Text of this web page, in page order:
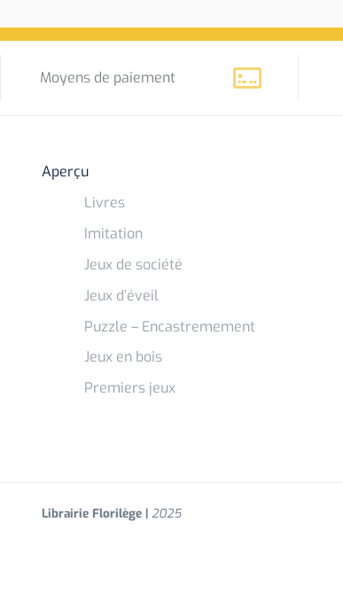
Moyens de paiement
Aperçu
Livres
Imitation
Jeux de société
Jeux d’éveil
Puzzle – Encastremement
Jeux en bois
Premiers jeux
Librairie Florilège | 2025